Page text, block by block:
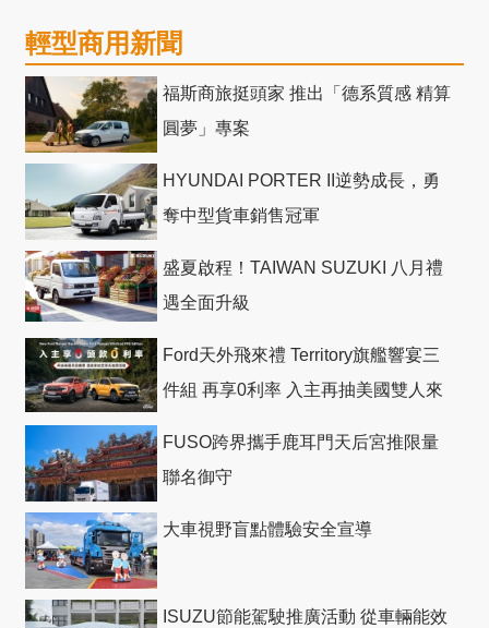
輕型商用新聞
福斯商旅挺頭家 推出「德系質感 精算
圓夢」專案
HYUNDAI PORTER II逆勢成長，勇
奪中型貨車銷售冠軍
盛夏啟程！TAIWAN SUZUKI 八月禮
遇全面升級
Ford天外飛來禮 Territory旗艦響宴三
件組 再享0利率 入主再抽美國雙人來
FUSO跨界攜手鹿耳門天后宮推限量
聯名御守
大車視野盲點體驗安全宣導
ISUZU節能駕駛推廣活動 從車輛能效